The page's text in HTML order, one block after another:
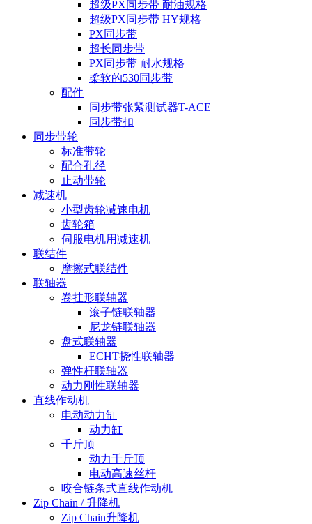
超级PX同步带 耐油规格
超级PX同步带 HY规格
PX同步带
超长同步带
PX同步带 耐水规格
柔软的530同步带
配件
同步带张紧测试器T-ACE
同步带扣
同步带轮
标准带轮
配合孔径
止动带轮
减速机
小型齿轮减速电机
齿轮箱
伺服电机用减速机
联结件
摩擦式联结件
联轴器
卷挂形联轴器
滚子链联轴器
尼龙链联轴器
盘式联轴器
ECHT挠性联轴器
弹性杆联轴器
动力刚性联轴器
直线作动机
电动动力缸
动力缸
千斤顶
动力千斤顶
电动高速丝杆
咬合链条式直线作动机
Zip Chain / 升降机
Zip Chain升降机